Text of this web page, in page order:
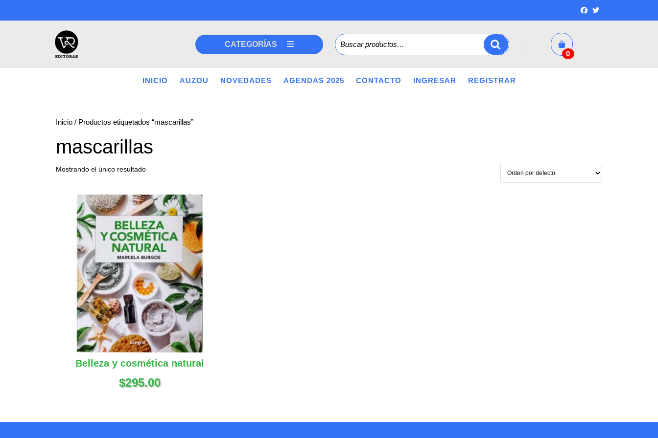
CATEGORÍAS
Buscar por:
0
INICIO AUZOU NOVEDADES AGENDAS 2025 CONTACTO INGRESAR REGISTRAR
Inicio / Productos etiquetados “mascarillas”
mascarillas
Mostrando el único resultado
Belleza y cosmética natural
$295.00